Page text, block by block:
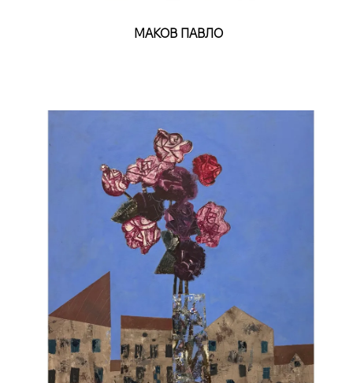
МАКОВ ПАВЛО